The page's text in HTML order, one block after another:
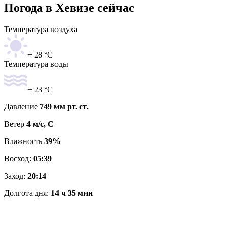
Погода в Хевизе сейчас
Температура воздуха
+ 28 °C
Температура воды
+ 23 °C
Давление 749 мм рт. ст.
Ветер 4 м/с, С
Влажность 39%
Восход: 05:39
Заход: 20:14
Долгота дня: 14 ч 35 мин